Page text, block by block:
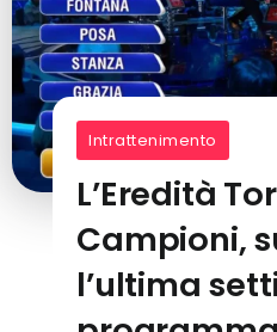
Intrattenimento
L’Eredità
Campioni,
l’ultima